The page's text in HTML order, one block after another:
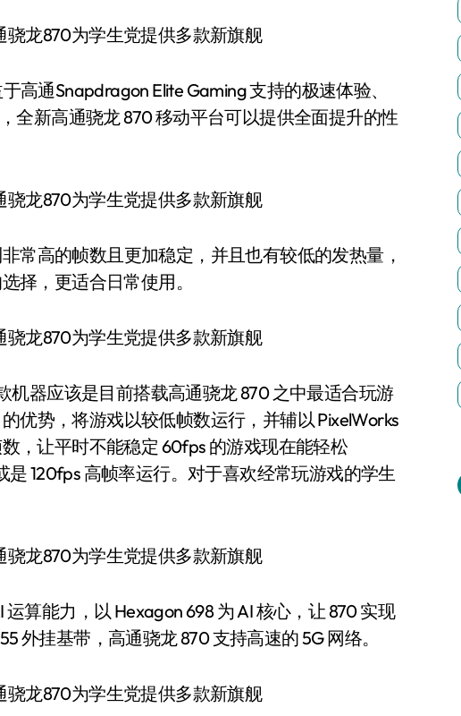
高通Snapdragon Elite Gaming 支持的极速体验、
全新高通骁龙 870 移动平台可以提供全面提升的性
常高的帧数且更加稳定，并且也有较低的发热量，
择，更适合日常使用。
机器应该是目前搭载高通骁龙 870 之中最适合玩游
优势，将游戏以较低帧数运行，并辅以 PixelWorks
，让平时不能稳定 60fps 的游戏现在能轻松
120fps 高帧率运行。对于喜欢经常玩游戏的学生
算能力，以 Hexagon 698 为 AI 核心，让 870 实现
外挂基带，高通骁龙 870 支持高速的 5G 网络。